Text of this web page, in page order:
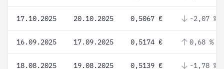
17.10.2025 20.10.2025 0,5067 € -2,07 %
16.09.2025 17.09.2025 0,5174 € 0,68 %
18.08.2025 19.08.2025 0,5139 € -1,78 %